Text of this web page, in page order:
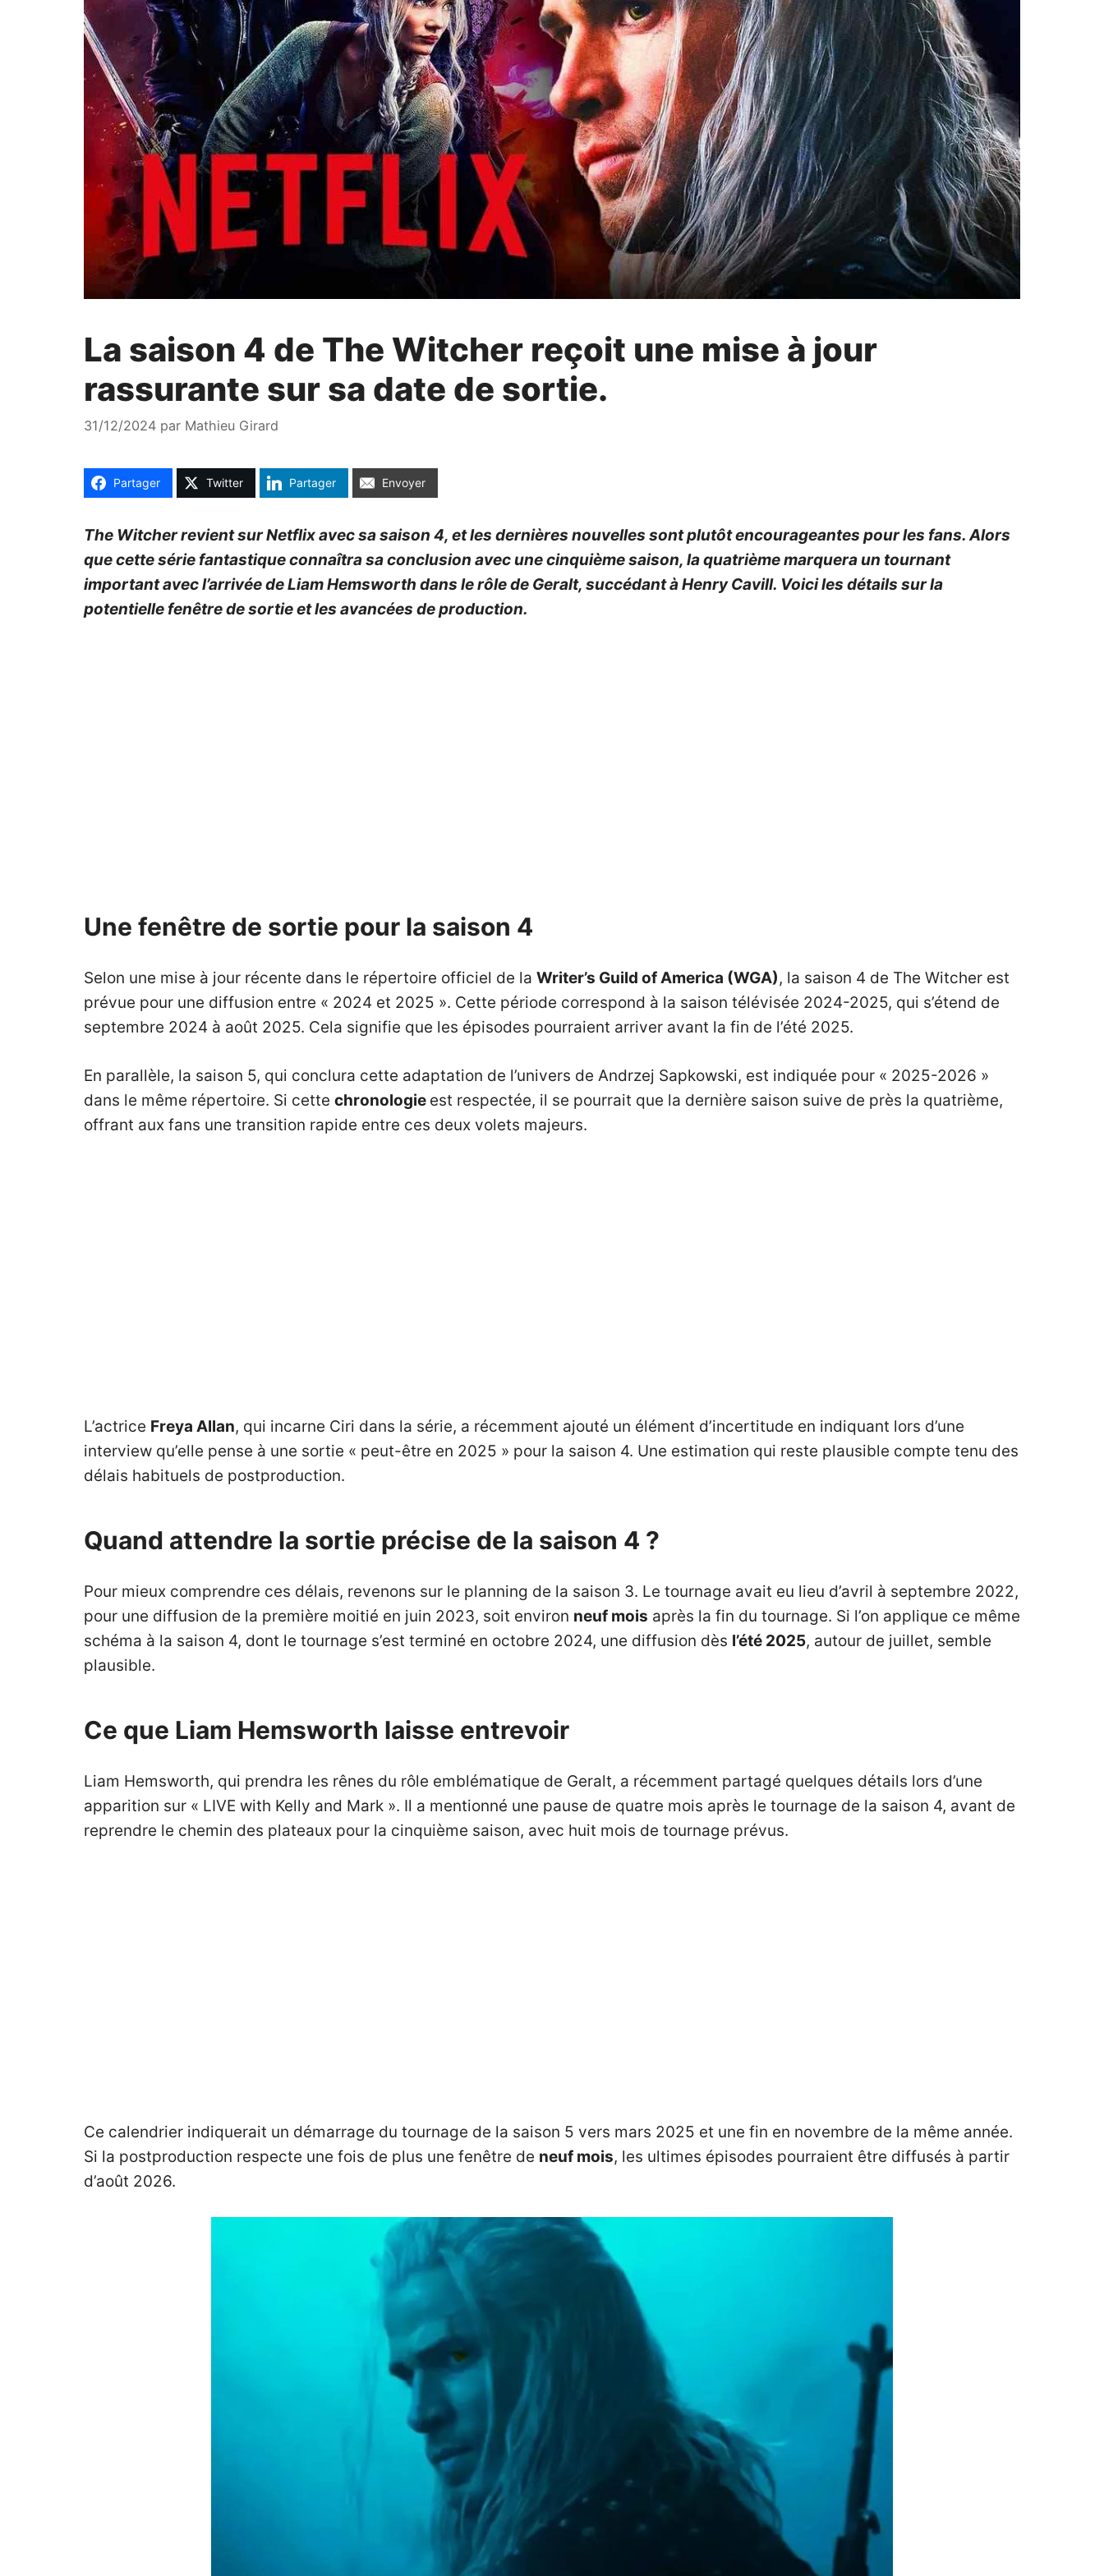
La saison 4 de The Witcher reçoit une mise à jour
rassurante sur sa date de sortie.
31/12/2024 par Mathieu Girard
Partager Twitter Partager Envoyer
The Witcher revient sur Netflix avec sa saison 4, et les dernières nouvelles sont plutôt encourageantes pour les fans. Alors
que cette série fantastique connaîtra sa conclusion avec une cinquième saison, la quatrième marquera un tournant
important avec l’arrivée de Liam Hemsworth dans le rôle de Geralt, succédant à Henry Cavill. Voici les détails sur la
potentielle fenêtre de sortie et les avancées de production.
Une fenêtre de sortie pour la saison 4
Selon une mise à jour récente dans le répertoire officiel de la Writer’s Guild of America (WGA), la saison 4 de The Witcher est
prévue pour une diffusion entre « 2024 et 2025 ». Cette période correspond à la saison télévisée 2024-2025, qui s’étend de
septembre 2024 à août 2025. Cela signifie que les épisodes pourraient arriver avant la fin de l’été 2025.
En parallèle, la saison 5, qui conclura cette adaptation de l’univers de Andrzej Sapkowski, est indiquée pour « 2025-2026 »
dans le même répertoire. Si cette chronologie est respectée, il se pourrait que la dernière saison suive de près la quatrième,
offrant aux fans une transition rapide entre ces deux volets majeurs.
L’actrice Freya Allan, qui incarne Ciri dans la série, a récemment ajouté un élément d’incertitude en indiquant lors d’une
interview qu’elle pense à une sortie « peut-être en 2025 » pour la saison 4. Une estimation qui reste plausible compte tenu des
délais habituels de postproduction.
Quand attendre la sortie précise de la saison 4 ?
Pour mieux comprendre ces délais, revenons sur le planning de la saison 3. Le tournage avait eu lieu d’avril à septembre 2022,
pour une diffusion de la première moitié en juin 2023, soit environ neuf mois après la fin du tournage. Si l’on applique ce même
schéma à la saison 4, dont le tournage s’est terminé en octobre 2024, une diffusion dès l’été 2025, autour de juillet, semble
plausible.
Ce que Liam Hemsworth laisse entrevoir
Liam Hemsworth, qui prendra les rênes du rôle emblématique de Geralt, a récemment partagé quelques détails lors d’une
apparition sur « LIVE with Kelly and Mark ». Il a mentionné une pause de quatre mois après le tournage de la saison 4, avant de
reprendre le chemin des plateaux pour la cinquième saison, avec huit mois de tournage prévus.
Ce calendrier indiquerait un démarrage du tournage de la saison 5 vers mars 2025 et une fin en novembre de la même année.
Si la postproduction respecte une fois de plus une fenêtre de neuf mois, les ultimes épisodes pourraient être diffusés à partir
d’août 2026.